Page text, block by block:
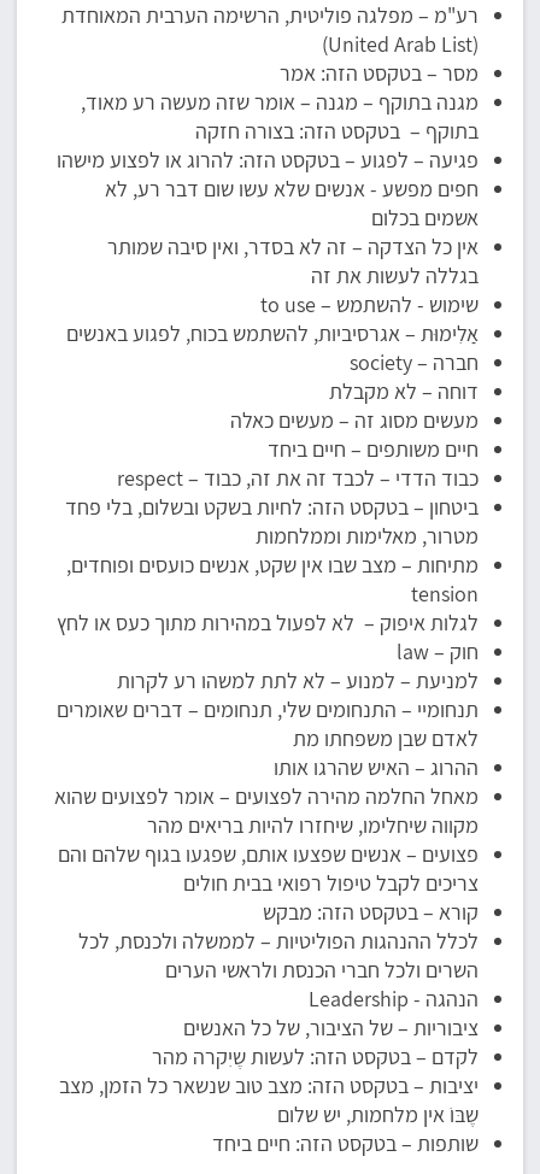
רע"מ – מפלגה פוליטית, הרשימה הערבית המאוחדת
(United Arab List)
מסר – בטקסט הזה: אמר
מגנה בתוקף – מגנה – אומר שזה מעשה רע מאוד,
בתוקף – בטקסט הזה: בצורה חזקה
פגיעה – לפגוע – בטקסט הזה: להרוג או לפצוע מישהו
חפים מפשע - אנשים שלא עשו שום דבר רע, לא
אשמים בכלום
אין כל הצדקה – זה לא בסדר, ואין סיבה שמותר
בגללה לעשות את זה
שימוש - להשתמש – to use
אַלִימוּת – אגרסיביות, להשתמש בכוח, לפגוע באנשים
חברה – society
דוחה – לא מקבלת
מעשים מסוג זה – מעשים כאלה
חיים משותפים – חיים ביחד
כבוד הדדי – לכבד זה את זה, כבוד – respect
ביטחון – בטקסט הזה: לחיות בשקט ובשלום, בלי פחד
מטרור, מאלימות וממלחמות
מתיחות – מצב שבו אין שקט, אנשים כועסים ופוחדים,
tension
לגלות איפוק – לא לפעול במהירות מתוך כעס או לחץ
חוק – law
למניעת – למנוע – לא לתת למשהו רע לקרות
תנחומיי – התנחומים שלי, תנחומים – דברים שאומרים
לאדם שבן משפחתו מת
ההרוג – האיש שהרגו אותו
מאחל החלמה מהירה לפצועים – אומר לפצועים שהוא
מקווה שיחלימו, שיחזרו להיות בריאים מהר
פצועים – אנשים שפצעו אותם, שפגעו בגוף שלהם והם
צריכים לקבל טיפול רפואי בבית חולים
קורא – בטקסט הזה: מבקש
לכלל ההנהגות הפוליטיות – לממשלה ולכנסת, לכל
השרים ולכל חברי הכנסת ולראשי הערים
הנהגה - Leadership
ציבוריות – של הציבור, של כל האנשים
לקדם – בטקסט הזה: לעשות שֶיִקרה מהר
יציבות – בטקסט הזה: מצב טוב שנשאר כל הזמן, מצב
שֶבּוֹ אין מלחמות, יש שלום
שותפות – בטקסט הזה: חיים ביחד